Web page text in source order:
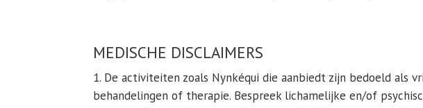
MEDISCHE DISCLAIMERS
De activiteiten zoals Nynkéqui die aanbiedt zijn bedoeld als
behandelingen of therapie. Bespreek lichamelijke en/of